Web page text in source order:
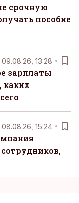
срочную
пособие
09.08.26, 13:28
зарплаты
каких
08.08.26, 15:24